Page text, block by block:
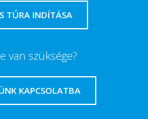
TÚRA INDÍTÁSA
van szüksége?
KAPCSOLATBA